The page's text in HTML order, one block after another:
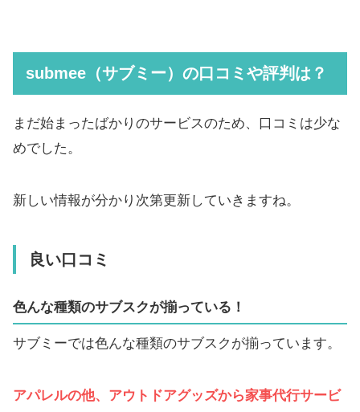
submee（サブミー）の口コミや評判は？
まだ始まったばかりのサービスのため、口コミは少な
めでした。
新しい情報が分かり次第更新していきますね。
良い口コミ
色んな種類のサブスクが揃っている！
サブミーでは色んな種類のサブスクが揃っています。
アパレルの他、アウトドアグッズから家事代行サービ